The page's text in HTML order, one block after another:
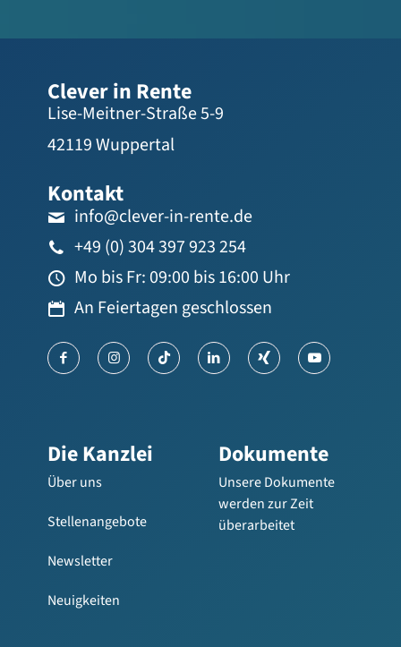
Clever in Rente
Lise-Meitner-Straße 5-9
42119 Wuppertal
Kontakt
info@clever-in-rente.de
+49 (0) 304 397 923 254
Mo bis Fr: 09:00 bis 16:00 Uhr
An Feiertagen geschlossen
Die Kanzlei
Über uns
Stellenangebote
Newsletter
Neuigkeiten
Dokumente
Unsere Dokumente
werden zur Zeit
überarbeitet